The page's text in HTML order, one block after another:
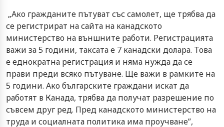
„Ако гражданите пътуват със самолет, ще трябва да
се регистрират на сайта на канадското
министерство на външните работи. Регистрацията
важи за 5 години, таксата е 7 канадски долара. Това
е еднократна регистрация и няма нужда да се
прави преди всяко пътуване. Ще важи в рамките на
5 години. Ако българските граждани искат да
работят в Канада, трябва да получат разрешение по
съвсем друг ред. Пред канадското министерство на
труда и социалната политика има проучване”,